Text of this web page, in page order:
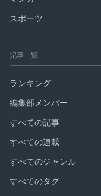
スポーツ
記事一覧
ランキング
編集部メンバー
すべての記事
すべての連載
すべてのジャンル
すべてのタグ